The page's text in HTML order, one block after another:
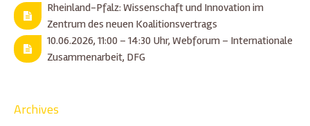
Rheinland-Pfalz: Wissenschaft und Innovation im
Zentrum des neuen Koalitionsvertrags
10.06.2026, 11:00 – 14:30 Uhr, Webforum – Internationale
Zusammenarbeit, DFG
Archives